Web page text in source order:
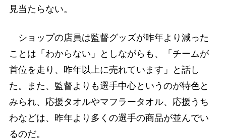
見当たらない。
ショップの店員は監督グッズが昨年より減った
ことは「わからない」としながらも、「チームが
首位を走り、昨年以上に売れています」と話し
た。また、監督よりも選手中心というのが特色と
みられ、応援タオルやマフラータオル、応援うち
わなどは、昨年より多くの選手の商品が並んでい
るのだ。